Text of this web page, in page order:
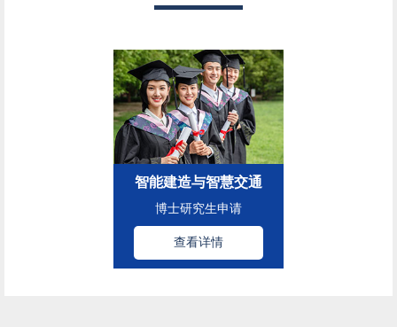
智能建造与智慧交通
博士研究生申请
查看详情